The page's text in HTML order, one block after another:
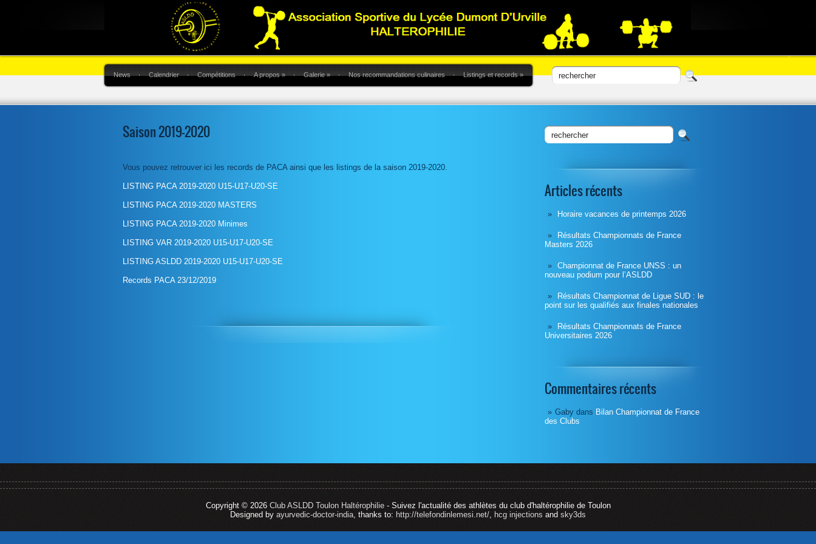
News Calendrier Compétitions A propos» Galerie» Nos recommandations culinaires Listings et records»
Articles récents
Horaire vacances de printemps 2026
Résultats Championnats de France
Masters 2026
Championnat de France UNSS : un
nouveau podium pour l’ASLDD
Résultats Championnat de Ligue SUD : le
point sur les qualifiés aux finales nationales
Résultats Championnats de France
Universitaires 2026
Commentaires récents
Gaby dans Bilan Championnat de France
des Clubs
Saison 2019-2020
Vous pouvez retrouver ici les records de PACA ainsi que les listings de la saison 2019-2020.
LISTING PACA 2019-2020 U15-U17-U20-SE
LISTING PACA 2019-2020 MASTERS
LISTING PACA 2019-2020 Minimes
LISTING VAR 2019-2020 U15-U17-U20-SE
LISTING ASLDD 2019-2020 U15-U17-U20-SE
Records PACA 23/12/2019
Copyright © 2026 Club ASLDD Toulon Haltérophilie- Suivez l'actualité des athlètes du club d'haltérophilie de Toulon
Designed by ayurvedic-doctor-india, thanks to: http://telefondinlemesi.net/, hcg injections and sky3ds